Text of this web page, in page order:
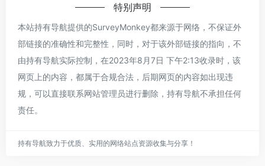
特别声明
本站持有导航提供的SurveyMonkey都来源于网络，不保证外
部链接的准确性和完整性，同时，对于该外部链接的指向，不
由持有导航实际控制，在2023年8月7日 下午2:13收录时，该
网页上的内容，都属于合规合法，后期网页的内容如出现违
规，可以直接联系网站管理员进行删除，持有导航不承担任何
责任。
持有导航致力于优质、实用的网络站点资源收集与分享！